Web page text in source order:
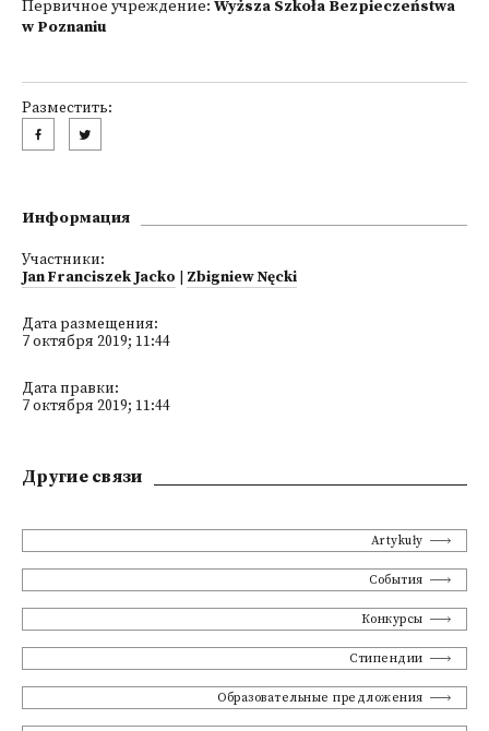
Первичное учреждение: Wyższa Szkoła Bezpieczeństwa
w Poznaniu
Разместить:
Информация
Участники:
Jan Franciszek Jacko
Zbigniew Nęcki
Дата размещения:
7 октября 2019; 11:44
Дата правки:
7 октября 2019; 11:44
Другие связи
Artykuły
События
Конкурсы
Стипендии
Образовательные предложения